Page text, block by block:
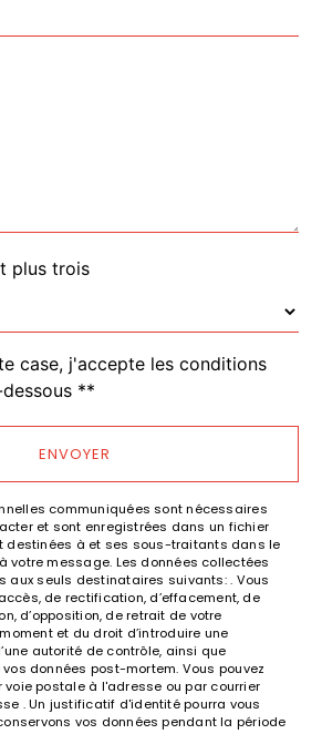
plus trois
case, j'accepte les conditions
**
ENVOYER
communiquées sont nécessaires
et sont enregistrées dans un fichier
destinées à et ses sous-traitants dans le
votre message. Les données collectées
aux seuls destinataires suivants: . Vous
de rectification, d’effacement, de
d’opposition, de retrait de votre
et du droit d’introduire une
autorité de contrôle, ainsi que
données post-mortem. Vous pouvez
voie postale à l'adresse ou par courrier
. Un justificatif d'identité pourra vous
vos données pendant la période